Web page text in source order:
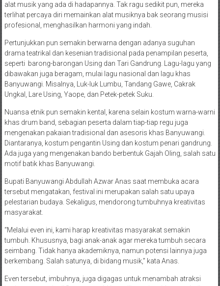
alat musik yang ada di hadapannya. Tak ragu sedikit pun, mereka
terlihat percaya diri memainkan alat musiknya bak seorang musisi
profesional, menghasilkan harmoni yang indah.
Pertunjukkan pun semakin berwarna dengan adanya suguhan
drama teatrikal dan kesenian tradisional pada penampilan peserta,
seperti barong-barongan Using dan Tari Gandrung. Lagu-lagu yang
dibawakan juga beragam, mulai lagu nasional dan lagu khas
Banyuwangi. Misalnya, Luk-luk Lumbu, Tandang Gawe, Cakrak
Ungkal, Lare Using, Yaope, dan Petek-petek Suku.
Nuansa etnik pun semakin kental, karena selain kostum warna-warni
khas drum band, sebagian peserta dalam tiap-tiap regu juga
mengenakan pakaian tradisional dan asesoris khas Banyuwangi.
Diantaranya, kostum pengantin Using dan kostum penari gandrung.
Ada juga yang mengenakan bando berbentuk Gajah Oling, salah satu
motif batik khas Banyuwangi.
Bupati Banyuwangi Abdullah Azwar Anas saat membuka acara
tersebut mengatakan, festival ini merupakan salah satu upaya
pelestarian budaya. Sekaligus, mendorong tumbuhnya kreativitas
masyarakat.
“Melalui even ini, kami harap kreativitas masyarakat semakin
tumbuh. Khususnya, bagi anak-anak agar mereka tumbuh secara
seimbang. Tidak hanya akademiknya, namun potensi lainnya juga
berkembang. Salah satunya, di bidang musik,” kata Anas.
Even tersebut, imbuhnya, juga digagas untuk menambah atraksi